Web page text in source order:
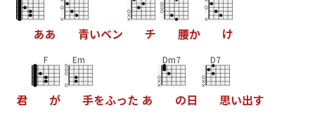
ああ 青いベン チ 腰か け
君
F
が
Em
手をふった あ
Dm7
の日
D7
思い出す